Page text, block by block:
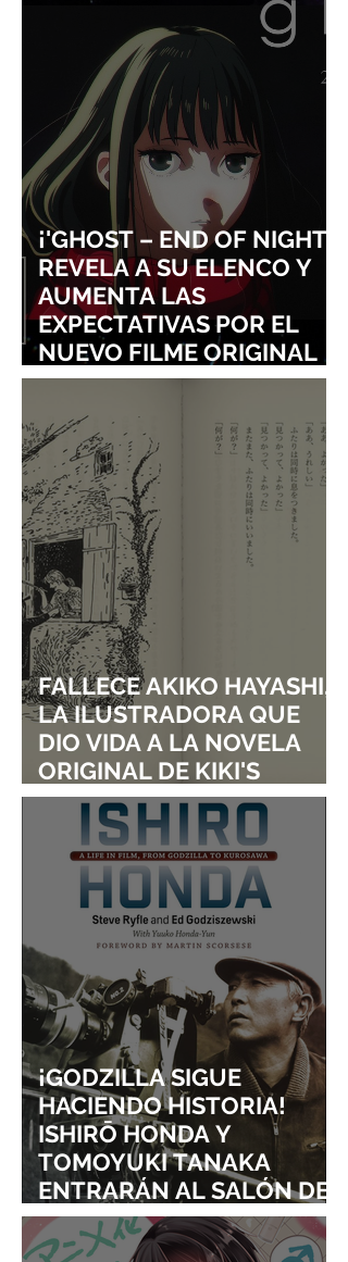
¡'GHOST – END OF NIGHT'
REVELA A SU ELENCO Y
AUMENTA LAS
EXPECTATIVAS POR EL
NUEVO FILME ORIGINAL
DE SHINGO NATSUME!
FALLECE AKIKO HAYASHI,
LA ILUSTRADORA QUE
DIO VIDA A LA NOVELA
ORIGINAL DE KIKI'S
DELIVERY SERVICE
¡GODZILLA SIGUE
HACIENDO HISTORIA!
ISHIRŌ HONDA Y
TOMOYUKI TANAKA
ENTRARÁN AL SALÓN DE
LA FAMA DE LOS EFECTOS
VISUALES